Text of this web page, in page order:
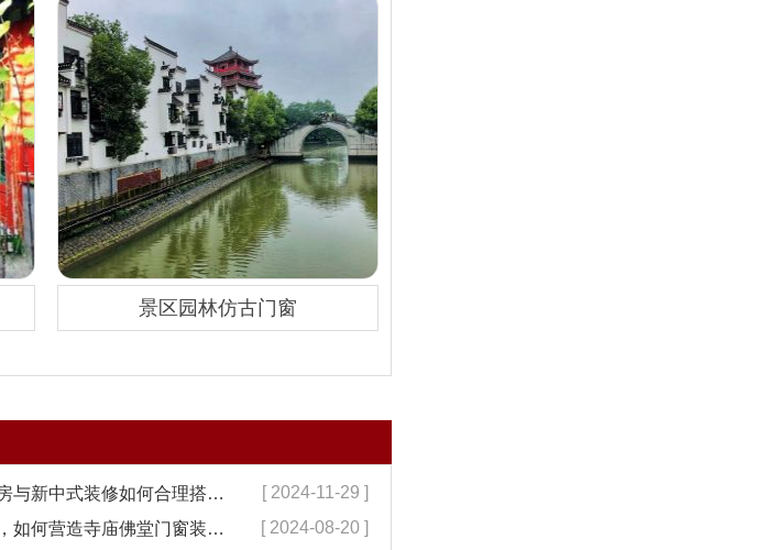
景区园林仿古门窗
农村自建房与新中式装修如何合理搭配【冠墅阳光】 [ 2024-11-29 ]
预算不多，如何营造寺庙佛堂门窗装修【冠墅阳光】 [ 2024-08-20 ]